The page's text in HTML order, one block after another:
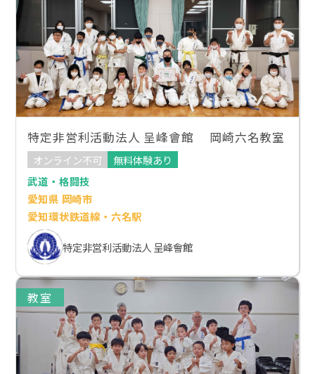
特定非営利活動法人 呈峰會館 岡崎六名教室
オンライン不可
無料体験あり
武道・格闘技
愛知県 岡崎市
愛知環状鉄道線・六名駅
特定非営利活動法人 呈峰會館
教室